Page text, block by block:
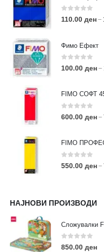
0out of 5
110.00 ден –
Фимо Ефект
0 out of 5
100.00 ден –
FIMO СОФТ
0out of 5
600.00 ден –
FIMO
0out of 5
550.00 ден –
НАЈНОВИ ПРОИЗВОДИ
Сложувалки
0out of 5
850.00 ден
АДРЕСА:
ул. 3та Македонска Бригада
ТЕЛЕФОН:
0038977640534